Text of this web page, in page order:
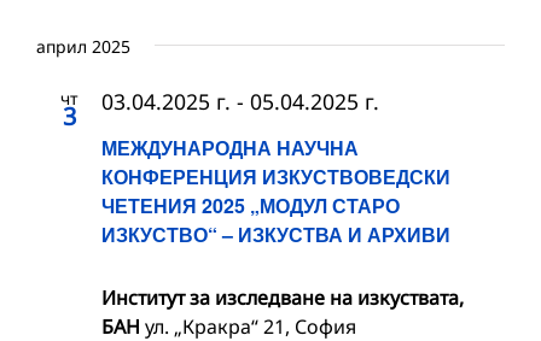
април 2025
чт
3
МЕЖДУНАРОДНА НАУЧНА
КОНФЕРЕНЦИЯ ИЗКУСТВОВЕДСКИ
ЧЕТЕНИЯ 2025 „МОДУЛ СТАРО
ИЗКУСТВО“ – ИЗКУСТВА И АРХИВИ
03.04.2025 г. - 05.04.2025 г.
Институт за изследване на изкуствата,
БАН ул. „Кракра“ 21, София